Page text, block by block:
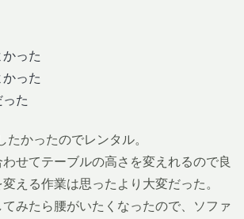
った
った
た
たかったのでレンタル。
せてテーブルの高さを変えれるので良
える作業は思ったより大変だった。
みたら腰がいたくなったので、ソファ